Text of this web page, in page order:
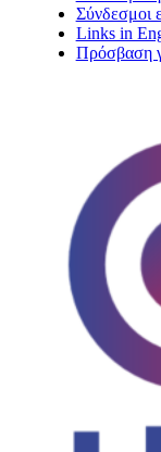
Σύνδεσμοι
Links in
Πρόσβαση